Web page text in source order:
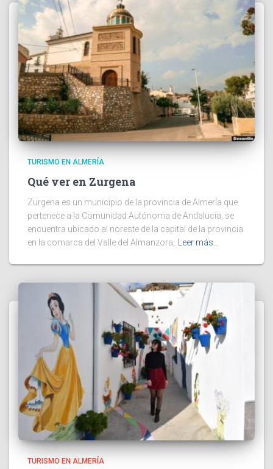
TURISMO EN ALMERÍA
Qué ver en Zurgena
Zurgena es un municipio de la provincia de Almería que
pertenece a la Comunidad Autónoma de Andalucía, se
encuentra ubicado al noreste de la capital de la provincia
en la comarca del Valle del Almanzora, Leer más…
TURISMO EN ALMERÍA